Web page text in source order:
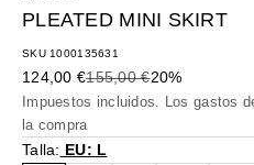
PLEATED MINI SKIRT
SKU 1000135631
Precio de oferta
124,00 €Precio normal
155,00 €20%
Impuestos incluidos. Los gastos
la compra
Talla: EU: L